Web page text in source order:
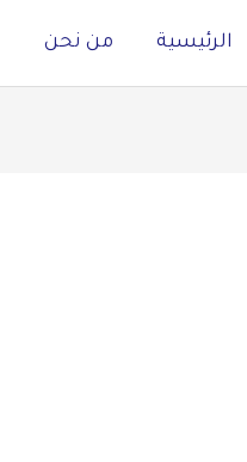
الرئيسية من نحن